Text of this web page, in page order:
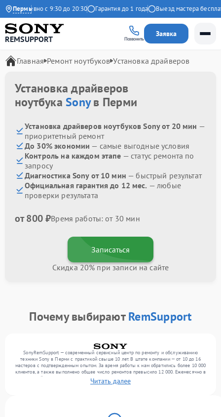
Пермь
Ежедневно с 9:30 до 20:30 Гарантия до 1 года Выезд мастера бесплатно
REMSUPPORT Позвонить
Заявка
Главная Ремонт ноутбуков Установка драйверов
Установка драйверов
ноутбукаSonyв Перми
Установка драйверов ноутбуков Sony от 20 мин —
приоритетный ремонт
До 30% экономии — самые выгодные условия
Контроль на каждом этапе — статус ремонта по
запросу
Диагностика Sony от 10 мин — быстрый результат
Официальная гарантия до 12 мес. — любые
проверки результата
от 800 ₽Время работы: от 30 мин
Записаться
Скидка 20% при записи на сайте
Почему выбираютRemSupport
SonyRemSupport — современный сервисный центр по ремонту и обслуживанию
техники Sony в Перми с практикой свыше 10 лет. В штате компании — от 10 до 16
мастеров с подтвержденным опытом. За время работы к нам обратились более 10 000
клиентов, а также выполнено общее число ремонтов превысило 12 000. Ежемесячно в
сервисный центр поступает свыше 300 единиц техники, включая , , оргтехнику. Мы
работаем с широким спектром неисправностей и предлагаем стабильный уровень
Читать далее